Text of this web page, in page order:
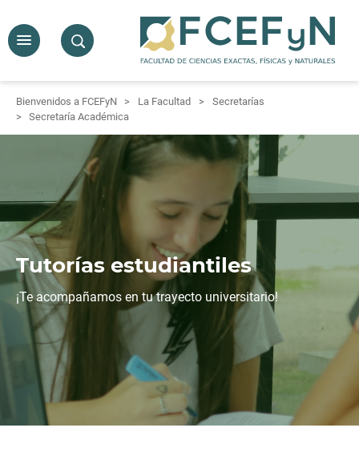
Bienvenidos a FCEFyN La Facultad
Secretarías
Secretaría Académica
Tutorías estudiantiles
¡Te acompañamos en tu trayecto universitario!